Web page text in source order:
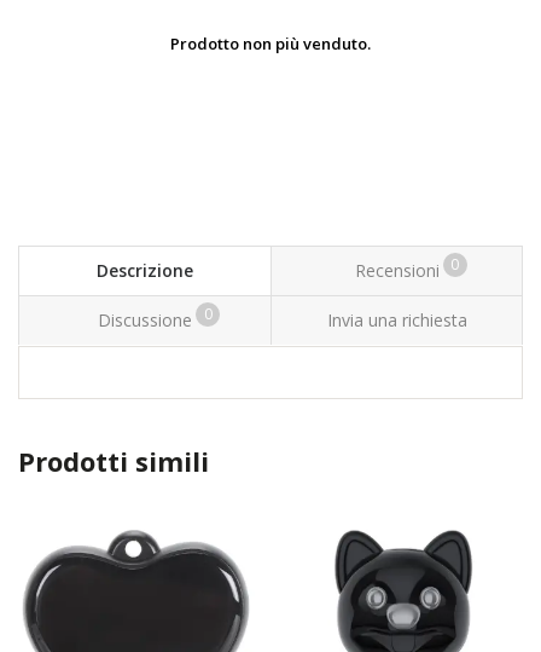
Prodotto non più venduto.
Descrizione Recensioni 0
Discussione 0 Invia una richiesta
Prodotti simili